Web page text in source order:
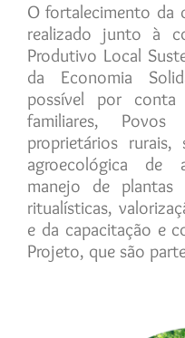
O fortalecimento da
realizado junto à
Produtivo Local
da Economia
possível por
familiares,
proprietários
agroecológica de
manejo de plantas
ritualísticas,
e da capacitação e
Projeto, que são